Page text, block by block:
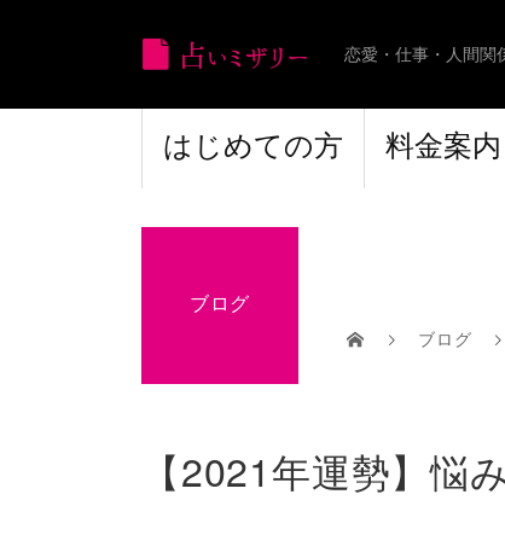
恋愛・仕事・人間関
はじめての方 料金案内
ブログ
ブログ
【2021年運勢】悩